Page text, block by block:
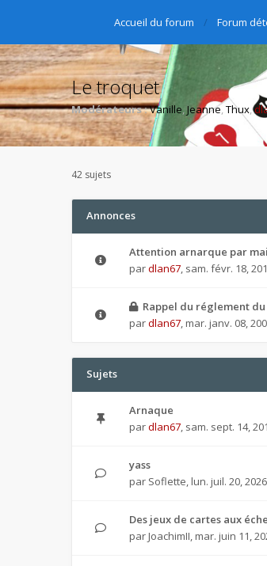
Accueil du forum Forum
Le troquet
Modérateurs :Vanille,Jeanne, Thux,
42 sujets
Annonces
Attention arnarque par
pardlan67, sam. févr. 18,
Rappel du réglement
pardlan67, mar. janv. 08,
Sujets
Arnaque
pardlan67, sam. sept. 14,
yass
par Soflette, lun. juil. 20,
Des jeux de cartes aux
par JoachimII, mar. juin 11,